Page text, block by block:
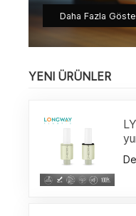
Daha Fazla
YENI ÜRÜNLER